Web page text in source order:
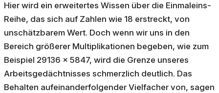
Hier wird ein erweitertes Wissen über die Einmaleins-
Reihe, das sich auf Zahlen wie 18 erstreckt, von
unschätzbarem Wert. Doch wenn wir uns in den
Bereich größerer Multiplikationen begeben, wie zum
Beispiel 29136 × 5847, wird die Grenze unseres
Arbeitsgedächtnisses schmerzlich deutlich. Das
Behalten aufeinanderfolgender Vielfacher von, sagen